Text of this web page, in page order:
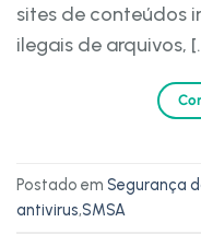
sites de conteúdos
ilegais de arquivos,
Postado em Segurança
antivirus,SMSA